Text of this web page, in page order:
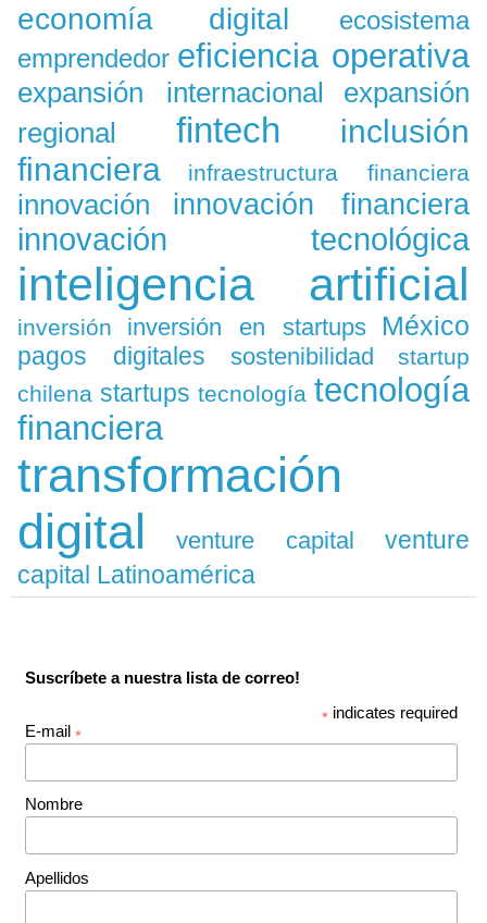
economía digital
ecosistema
emprendedor eficiencia operativa
expansión internacional
expansión
regional
fintech
inclusión
financiera
infraestructura financiera
innovación innovación financiera
innovación tecnológica
inteligencia artificial
inversión inversión en startups México
pagos digitales sostenibilidad
startup
chilena startups tecnología tecnología
financiera
transformación
digital
venture capital
venture
capital Latinoamérica
Suscríbete a nuestra lista de correo!
* indicates required
E-mail *
Nombre
Apellidos